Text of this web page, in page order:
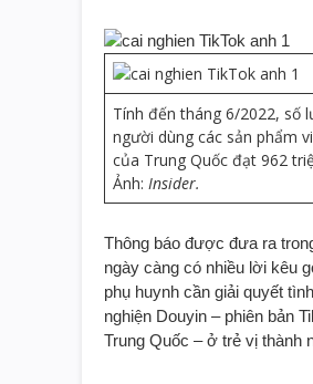
Tính đến tháng 6/2022, số
người dùng các sản phẩm
của Trung Quốc đạt 962
Ảnh: Insider.
Thông báo được đưa ra
ngày càng có nhiều lời kêu
phụ huynh cần giải quyết
nghiện Douyin – phiên bản
Trung Quốc – ở trẻ vị thành